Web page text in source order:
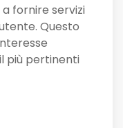
fornire servizi
Questo
più pertinenti